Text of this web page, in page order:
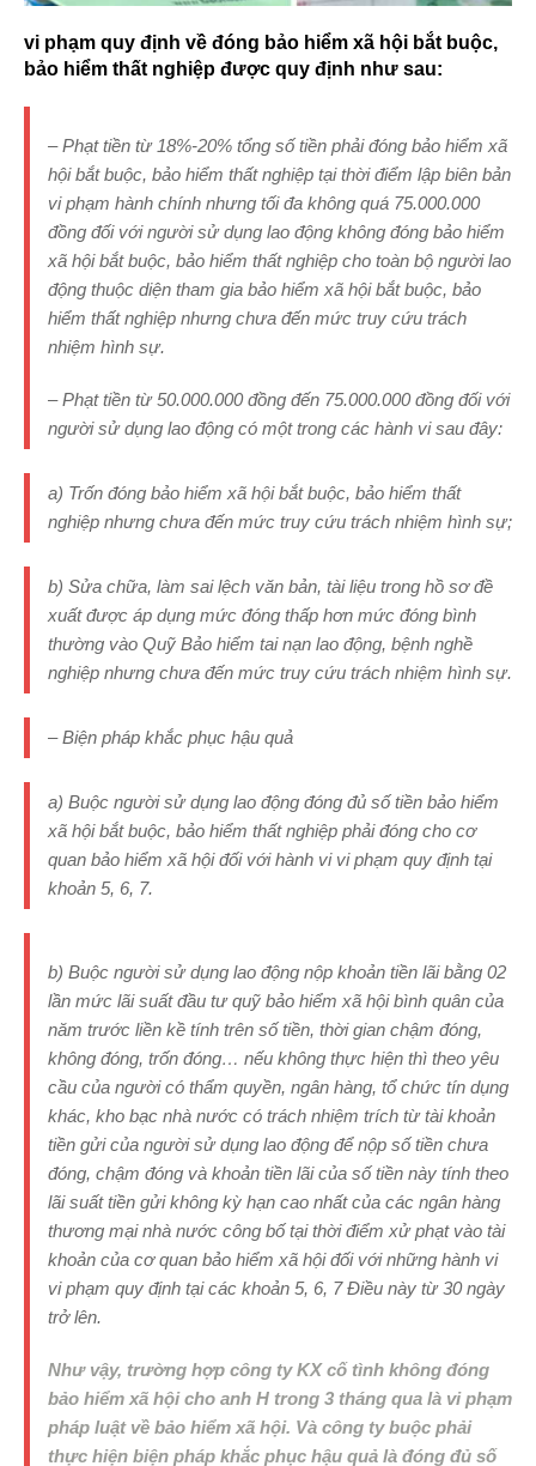
vi phạm quy định về đóng bảo hiểm xã hội bắt buộc,
bảo hiểm thất nghiệp được quy định như sau:
–Phạt tiền từ 18%-20% tổng số tiền phải đóng bảo hiểm xã
hội bắt buộc, bảo hiểm thất nghiệp tại thời điểm lập biên bản
vi phạm hành chính nhưng tối đa không quá 75.000.000
đồng đối với người sử dụng lao động không đóng bảo hiểm
xã hội bắt buộc, bảo hiểm thất nghiệp cho toàn bộ người lao
động thuộc diện tham gia bảo hiểm xã hội bắt buộc, bảo
hiểm thất nghiệp nhưng chưa đến mức truy cứu trách
nhiệm hình sự.
–Phạt tiền từ 50.000.000 đồng đến 75.000.000 đồng đối với
người sử dụng lao động có một trong các hành vi sau đây:
a) Trốn đóng bảo hiểm xã hội bắt buộc, bảo hiểm thất
nghiệp nhưng chưa đến mức truy cứu trách nhiệm hình sự;
b) Sửa chữa, làm sai lệch văn bản, tài liệu trong hồ sơ đề
xuất được áp dụng mức đóng thấp hơn mức đóng bình
thường vào Quỹ Bảo hiểm tai nạn lao động, bệnh nghề
nghiệp nhưng chưa đến mức truy cứu trách nhiệm hình sự.
–Biện pháp khắc phục hậu quả
a) Buộc người sử dụng lao động đóng đủ số tiền bảo hiểm
xã hội bắt buộc, bảo hiểm thất nghiệp phải đóng cho cơ
quan bảo hiểm xã hội đối với hành vi vi phạm quy định tại
khoản 5, 6, 7.
b) Buộc người sử dụng lao động nộp khoản tiền lãi bằng 02
lần mức lãi suất đầu tư quỹ bảo hiểm xã hội bình quân của
năm trước liền kề tính trên số tiền, thời gian chậm đóng,
không đóng, trốn đóng… nếu không thực hiện thì theo yêu
cầu của người có thẩm quyền, ngân hàng, tổ chức tín dụng
khác, kho bạc nhà nước có trách nhiệm trích từ tài khoản
tiền gửi của người sử dụng lao động để nộp số tiền chưa
đóng, chậm đóng và khoản tiền lãi của số tiền này tính theo
lãi suất tiền gửi không kỳ hạn cao nhất của các ngân hàng
thương mại nhà nước công bố tại thời điểm xử phạt vào tài
khoản của cơ quan bảo hiểm xã hội đối với những hành vi
vi phạm quy định tại các khoản 5, 6, 7 Điều này từ 30 ngày
trở lên.
Như vậy, trường hợp công ty KX cố tình không đóng
bảo hiểm xã hội cho anh H trong 3 tháng qua là vi phạm
pháp luật về bảo hiểm xã hội. Và công ty buộc phải
thực hiện biện pháp khắc phục hậu quả là đóng đủ số